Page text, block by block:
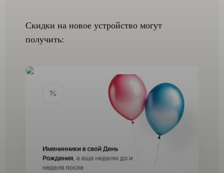
Скидки на новое устройство могут
получить: